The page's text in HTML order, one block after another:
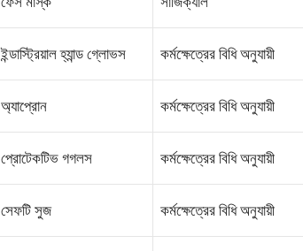
ইন্ডাস্ট্রিয়াল হ্যান্ড গ্লোভস কর্মক্ষেত্রের বিধি অনুযায়ী
অ্যাপ্রোন কর্মক্ষেত্রের বিধি অনুযায়ী
প্রোটেকটিভ গগলস কর্মক্ষেত্রের বিধি অনুযায়ী
সেফটি সুজ কর্মক্ষেত্রের বিধি অনুযায়ী